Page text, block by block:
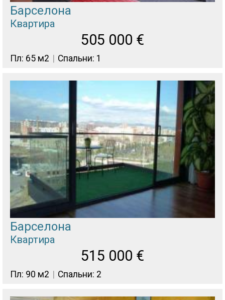
Барселона
Квартира
505 000 €
Пл: 65 м2 Спальни: 1
Барселона
Квартира
515 000 €
Пл: 90 м2 Спальни: 2